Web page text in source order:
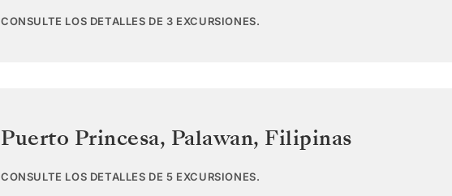
CONSULTE LOS DETALLES DE 3 EXCURSIONES.
Puerto Princesa, Palawan, Filipinas
CONSULTE LOS DETALLES DE 5 EXCURSIONES.